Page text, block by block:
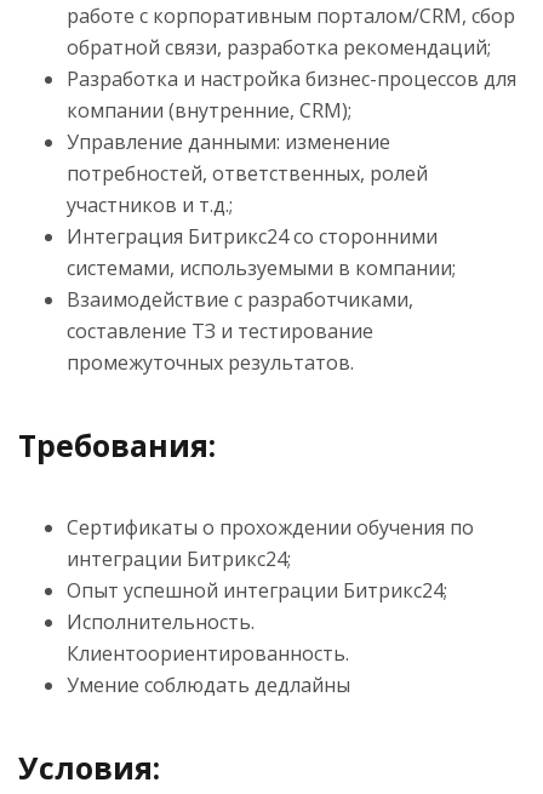
работе с корпоративным порталом/CRM, сбор
обратной связи, разработка рекомендаций;
Разработка и настройка бизнес-процессов для
компании (внутренние, CRM);
Управление данными: изменение
потребностей, ответственных, ролей
участников и т.д.;
Интеграция Битрикс24 со сторонними
системами, используемыми в компании;
Взаимодействие с разработчиками,
составление ТЗ и тестирование
промежуточных результатов.
Требования:
Сертификаты о прохождении обучения по
интеграции Битрикс24;
Опыт успешной интеграции Битрикс24;
Исполнительность.
Клиентоориентированность.
Умение соблюдать дедлайны
Условия: